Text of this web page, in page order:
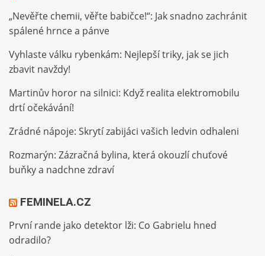
„Nevěřte chemii, věřte babičce!“: Jak snadno zachránit
spálené hrnce a pánve
Vyhlaste válku rybenkám: Nejlepší triky, jak se jich
zbavit navždy!
Martinův horor na silnici: Když realita elektromobilu
drtí očekávání!
Zrádné nápoje: Skrytí zabijáci vašich ledvin odhaleni
Rozmarýn: Zázračná bylina, která okouzlí chuťové
buňky a nadchne zdraví
FEMINELA.CZ
První rande jako detektor lži: Co Gabrielu hned
odradilo?